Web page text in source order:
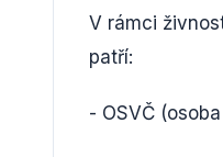
V rámci
patří:
- OSVČ